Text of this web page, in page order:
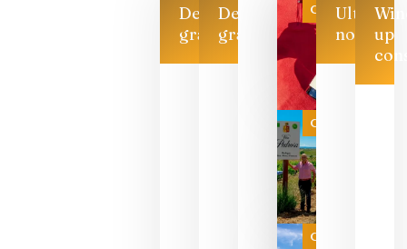
Descarga
gratis
Descarga
gratis
Categoría
Categoría
Categoría
Ultimas
noticias
Las 7
up